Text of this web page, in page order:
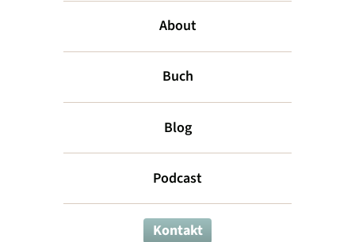
About
Buch
Blog
Podcast
Kontakt
Nerds of Law -
Unkomfortable
Komfortzone